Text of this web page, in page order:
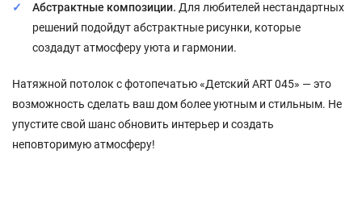
Абстрактные композиции. Для любителей нестандартных
решений подойдут абстрактные рисунки, которые
создадут атмосферу уюта и гармонии.
Натяжной потолок с фотопечатью «Детский ART 045» — это
возможность сделать ваш дом более уютным и стильным. Не
упустите свой шанс обновить интерьер и создать
неповторимую атмосферу!